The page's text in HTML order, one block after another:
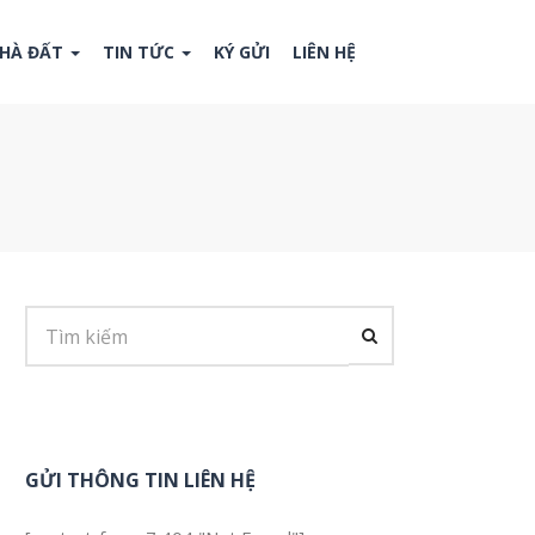
ĐẤT TIN TỨC KÝ GỬI LIÊN HỆ
GỬI THÔNG TIN LIÊN HỆ